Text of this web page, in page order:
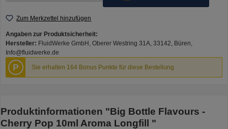
Zum Merkzettel hinzufügen
Angaben zur Produktsicherheit:
Hersteller: FluidWerke GmbH, Oberer Westring 31A, 33142, Büren,
Info@fluidwerke.de
P Sie erhalten 164 Bonus Punkte für diese Bestellung
Produktinformationen "Big Bottle Flavours -
Cherry Pop 10ml Aroma Longfill "